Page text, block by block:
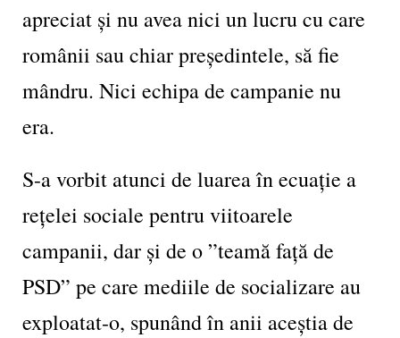
apreciat și nu avea nici un lucru cu care
românii sau chiar președintele, să fie
mândru. Nici echipa de campanie nu
era.
S-a vorbit atunci de luarea în ecuație a
rețelei sociale pentru viitoarele
campanii, dar și de o ”teamă față de
PSD” pe care mediile de socializare au
exploatat-o, spunând în anii aceștia de